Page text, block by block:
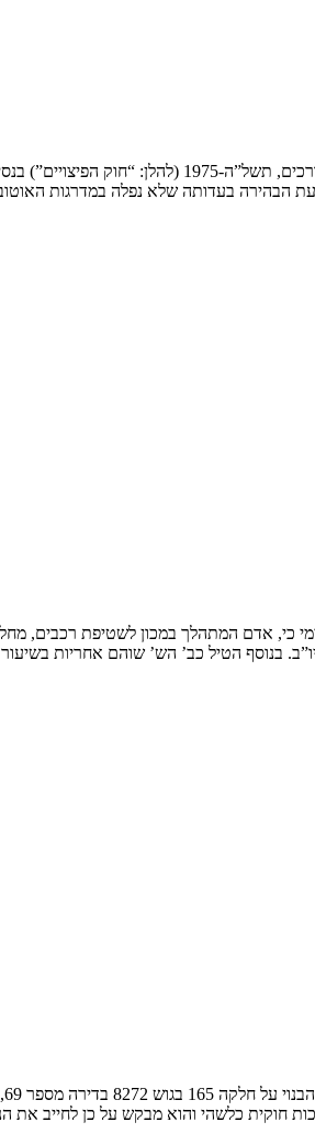
אדם המתהלך במכון לשטיפת רכבים,
הטיל כב’ הש’ שוהם אחריות בשיעור של 10%